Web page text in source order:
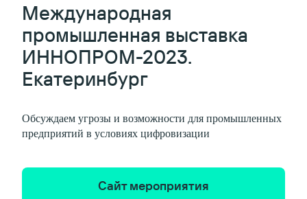
Международная
промышленная выставка
ИННОПРОМ-2023.
Екатеринбург
Обсуждаем угрозы и возможности для промышленных
предприятий в условиях цифровизации
Сайт мероприятия